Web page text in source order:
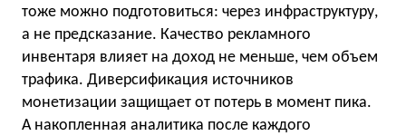
тоже можно подготовиться: через инфраструктуру,
а не предсказание. Качество рекламного
инвентаря влияет на доход не меньше, чем объем
трафика. Диверсификация источников
монетизации защищает от потерь в момент пика.
А накопленная аналитика после каждого